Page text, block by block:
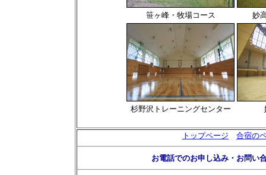
笹ヶ峰・牧場コース 妙
杉野沢トレーニングセンター
トップページ 合宿の
お電話でのお申し込み・お問い